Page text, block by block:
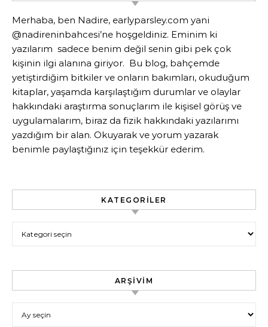
Merhaba, ben Nadire, earlyparsley.com yani
@nadireninbahcesi’ne hoşgeldiniz. Eminim ki
yazılarım sadece benim değil senin gibi pek çok
kişinin ilgi alanına giriyor. Bu blog, bahçemde
yetiştirdiğim bitkiler ve onların bakımları, okuduğum
kitaplar, yaşamda karşılaştığım durumlar ve olaylar
hakkındaki araştırma sonuçlarım ile kişisel görüş ve
uygulamalarım, biraz da fizik hakkındaki yazılarımı
yazdığım bir alan. Okuyarak ve yorum yazarak
benimle paylaştığınız için teşekkür ederim.
KATEGORILER
ARŞIVIM